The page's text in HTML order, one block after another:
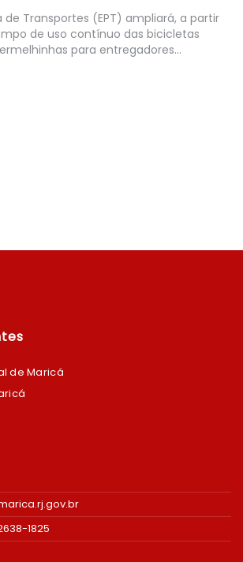
de Transportes (EPT) ampliará, a partir
de uso contínuo das bicicletas
para entregadores…
de Maricá
1825